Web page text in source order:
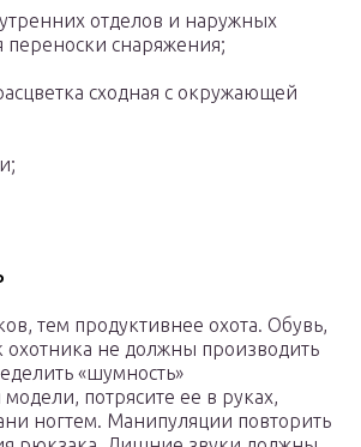
отделов и наружных
переноски снаряжения;
сходная с окружающей
тем продуктивнее охота. Обувь,
не должны производить
«шумность»
потрясите ее в руках,
ногтем. Манипуляции повторить